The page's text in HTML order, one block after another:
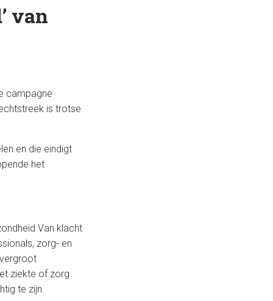
van
campagne
is trotse
en die eindigt
het
Van klacht
zorg- en
ziekte of zorg
te zijn.